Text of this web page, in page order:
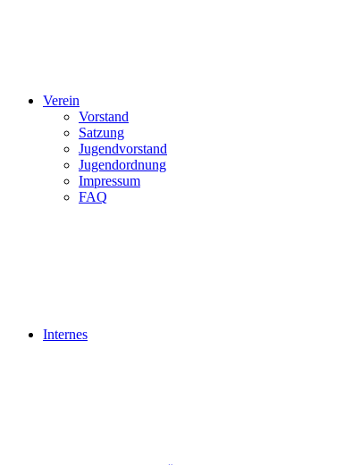
Verein
Vorstand
Satzung
Jugendvorstand
Jugendordnung
Impressum
FAQ
Internes